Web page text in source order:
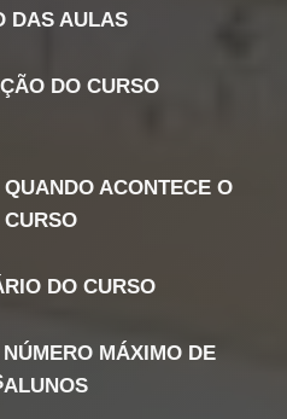
DAS AULAS
DO CURSO
QUANDO ACONTECE O
CURSO
DO CURSO
NÚMERO MÁXIMO DE
ALUNOS